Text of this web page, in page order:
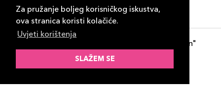
Za pružanje boljeg korisničkog iskustva,
ova stranica koristi kolačiće.
Uvjeti korištenja
SLAŽEM SE
- "DP Lux Distribution"
d.o.o. Banja Luka
ID-S Consulting d.o.o. Sarajevo